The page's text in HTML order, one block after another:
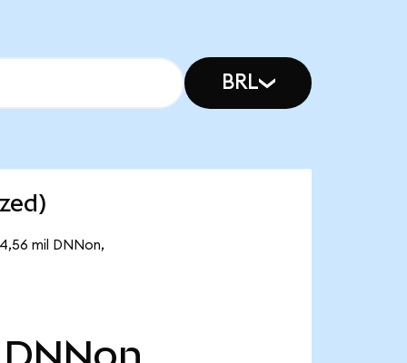
BRL
mil DNNon,